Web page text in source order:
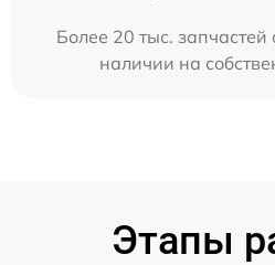
Более 20 тыс. запчастей
наличии на
Этапы